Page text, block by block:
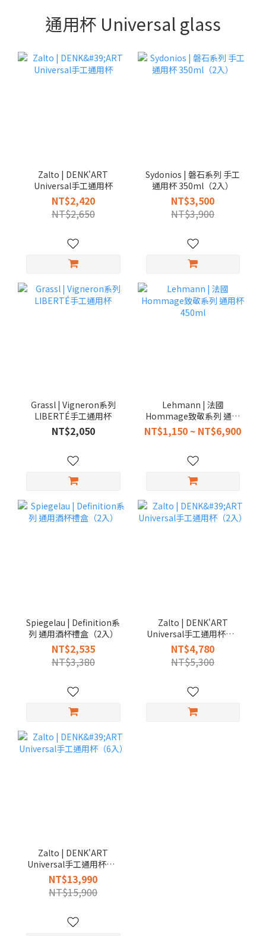
通用杯 Universal glass
Zalto | DENK'ART
Universal手工通用杯
NT$2,420
NT$2,650
Sydonios | 磐石系列 手工
通用杯 350ml（2入）
NT$3,500
NT$3,900
Grassl | Vigneron系列
LIBERTÉ手工通用杯
NT$2,050
Lehmann | 法國
Hommage致敬系列 通用
杯450ml
NT$1,150 ~ NT$6,900
Spiegelau | Definition系
列 通用酒杯禮盒（2入）
NT$2,535
NT$3,380
Zalto | DENK'ART
Universal手工通用杯（2
入）
NT$4,780
NT$5,300
Zalto | DENK'ART
Universal手工通用杯（6
入）
NT$13,990
NT$15,900